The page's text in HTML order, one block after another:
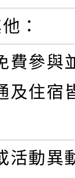
：
費參與
及住宿
活動異